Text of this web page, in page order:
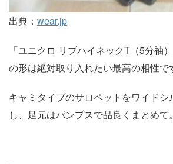
出典： wear.jp
「ユニクロ リブハイネックT（5分袖
の形は絶対取り入れたい最高の相性で
キャミタイプのサロペットをワイドシ
し、足元はパンプスで品良くまとめて。